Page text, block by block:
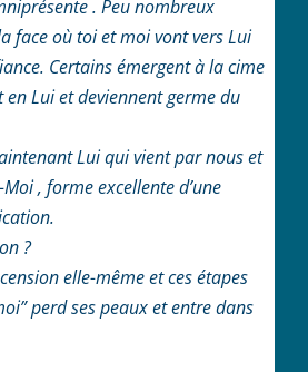
. Peu nombreux
face où toi et moi vont vers Lui
Certains émergent à la cime
Lui et deviennent germe du
Lui qui vient par nous et
Moi , forme excellente d’une
?
elle-même et ces étapes
perd ses peaux et entre dans